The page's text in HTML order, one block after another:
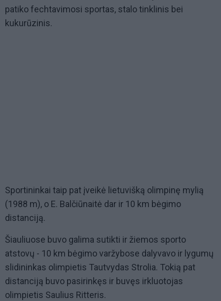
patiko fechtavimosi sportas, stalo tinklinis bei
kukurūzinis.
Sportininkai taip pat įveikė lietuvišką olimpinę mylią
(1988 m), o E. Balčiūnaitė dar ir 10 km bėgimo
distanciją.
Šiauliuose buvo galima sutikti ir žiemos sporto
atstovų - 10 km bėgimo varžybose dalyvavo ir lygumų
slidininkas olimpietis Tautvydas Strolia. Tokią pat
distanciją buvo pasirinkęs ir buvęs irkluotojas
olimpietis Saulius Ritteris.